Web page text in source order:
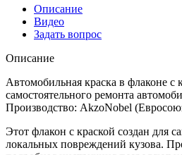
Описание
Видео
Задать вопрос
Описание
Автомобильная краска в флаконе с
самостоятельного ремонта
Производство: AkzoNobel
Этот флакон с краской создан для
локальных повреждений кузова.